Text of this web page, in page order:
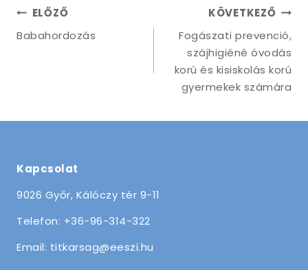
Bejegyzés
navigáció
ELŐZŐ
Babahordozás
KÖVETKEZŐ
Fogászati prevenció,
szájhigiéné óvodás
korú és kisiskolás korú
gyermekek számára
Kapcsolat
9026 Győr, Kálóczy tér 9-11
Telefon: +36-96-314-322
Email: titkarsag@eeszi.hu